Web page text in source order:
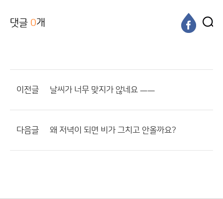
댓글 0개
이전글 날씨가 너무 맞지가 않네요 ㅡㅡ
다음글 왜 저녁이 되면 비가 그치고 안올까요?